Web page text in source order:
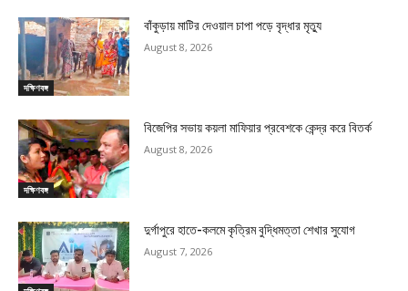
দক্ষিণবঙ্গ
বাঁকুড়ায় মাটির দেওয়াল চাপা পড়ে বৃদ্ধার মৃত্যু
August 8, 2026
দক্ষিণবঙ্গ
বিজেপির সভায় কয়লা মাফিয়ার প্রবেশকে কেন্দ্র করে বিতর্ক
August 8, 2026
দুর্গাপুরে হাতে-কলমে কৃত্রিম বুদ্ধিমত্তা শেখার সুযোগ
August 7, 2026